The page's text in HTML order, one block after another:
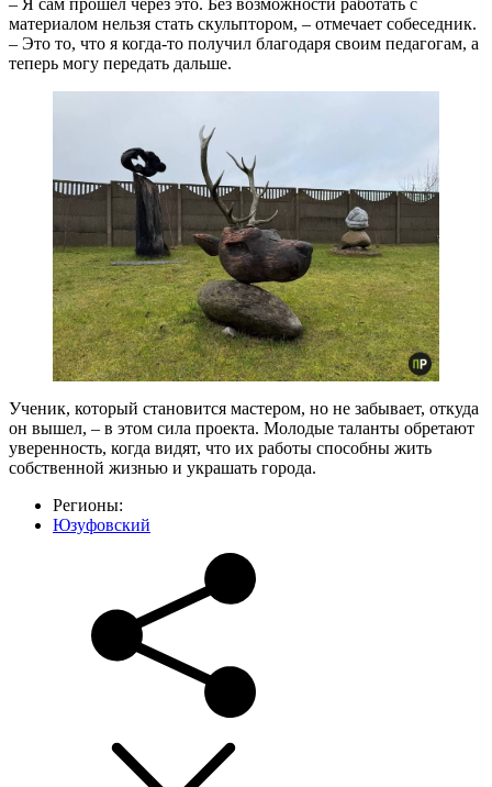
– Я сам прошел через это. Без возможности работать с
материалом нельзя стать скульптором, – отмечает собеседник.
– Это то, что я когда-то получил благодаря своим педагогам, а
теперь могу передать дальше.
Ученик, который становится мастером, но не забывает, откуда
он вышел, – в этом сила проекта. Молодые таланты обретают
уверенность, когда видят, что их работы способны жить
собственной жизнью и украшать города.
Регионы:
Юзуфовский